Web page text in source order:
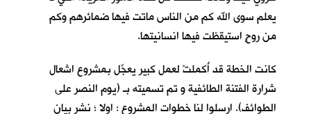
يعلم سوى الله كم من الناس ماتت فيها ضمائرهم وكم
من روحٍ استيقظت فيها انسانيتها.
كانت الخطة قد أُكملتْ لعمل كبير يعجِّل بمشروع اشعال
شرارة الفتنة الطائفية و تم تسميته بـ (يوم النصر على
الطوائف). ارسلوا لنا خطوات المشروع : اولا ؛ نشر بيان